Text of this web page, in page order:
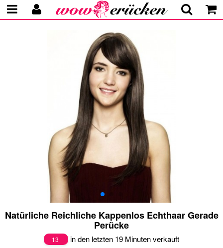
Natürliche Reichliche Kappenlos Echthaar Gerade
Perücke
13 in den letzten 19 Minuten verkauft